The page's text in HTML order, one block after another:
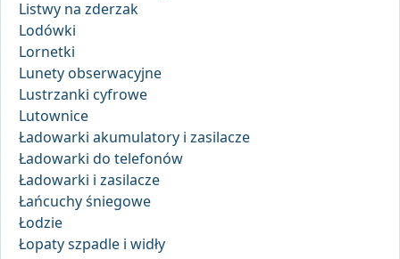
Listwy na zderzak
Lodówki
Lornetki
Lunety obserwacyjne
Lustrzanki cyfrowe
Lutownice
Ładowarki akumulatory i zasilacze
Ładowarki do telefonów
Ładowarki i zasilacze
Łańcuchy śniegowe
Łodzie
Łopaty szpadle i widły